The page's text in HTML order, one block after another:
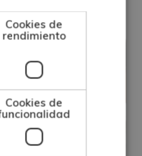
Cookies de
rendimiento
Cookies de